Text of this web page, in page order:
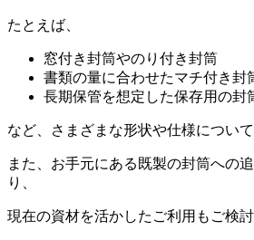
たとえば、
窓付き封筒やのり付き封筒
書類の量に合わせたマチ付き封
長期保管を想定した保存用の封
など、さまざまな形状や仕様につい
また、お手元にある既製の封筒への
り、
現在の資材を活かしたご利用もご検討